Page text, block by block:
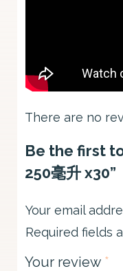
There are no
Be the first
250毫升 x30”
Your email
Required fields
Your review *